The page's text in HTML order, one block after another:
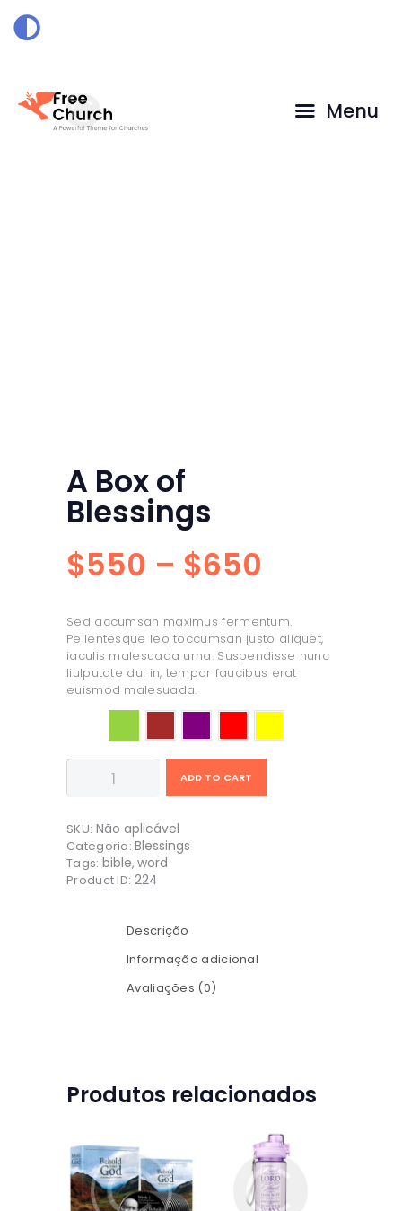
Menu
A Box of
Blessings
$550 – $650
preço:
$5
0
através
$6
Sed accumsan maximus fermentum.
Pellentesque leo toccumsan justo aliquet,
iaculis malesuada urna. Suspendisse nunc
liulputate dui in, tempor faucibus erat
euismod malesuada.
A
of
quantidade
ADD TO CART
SKU: Não aplicável
Categoria:Blessings
Tags: bible,word
Product ID: 224
Descrição
Informação adicional
Avaliações (0)
Produtos relacionados
Behold
DVD Set
Water
Bottle